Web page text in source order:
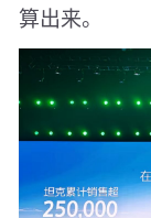
算出来。